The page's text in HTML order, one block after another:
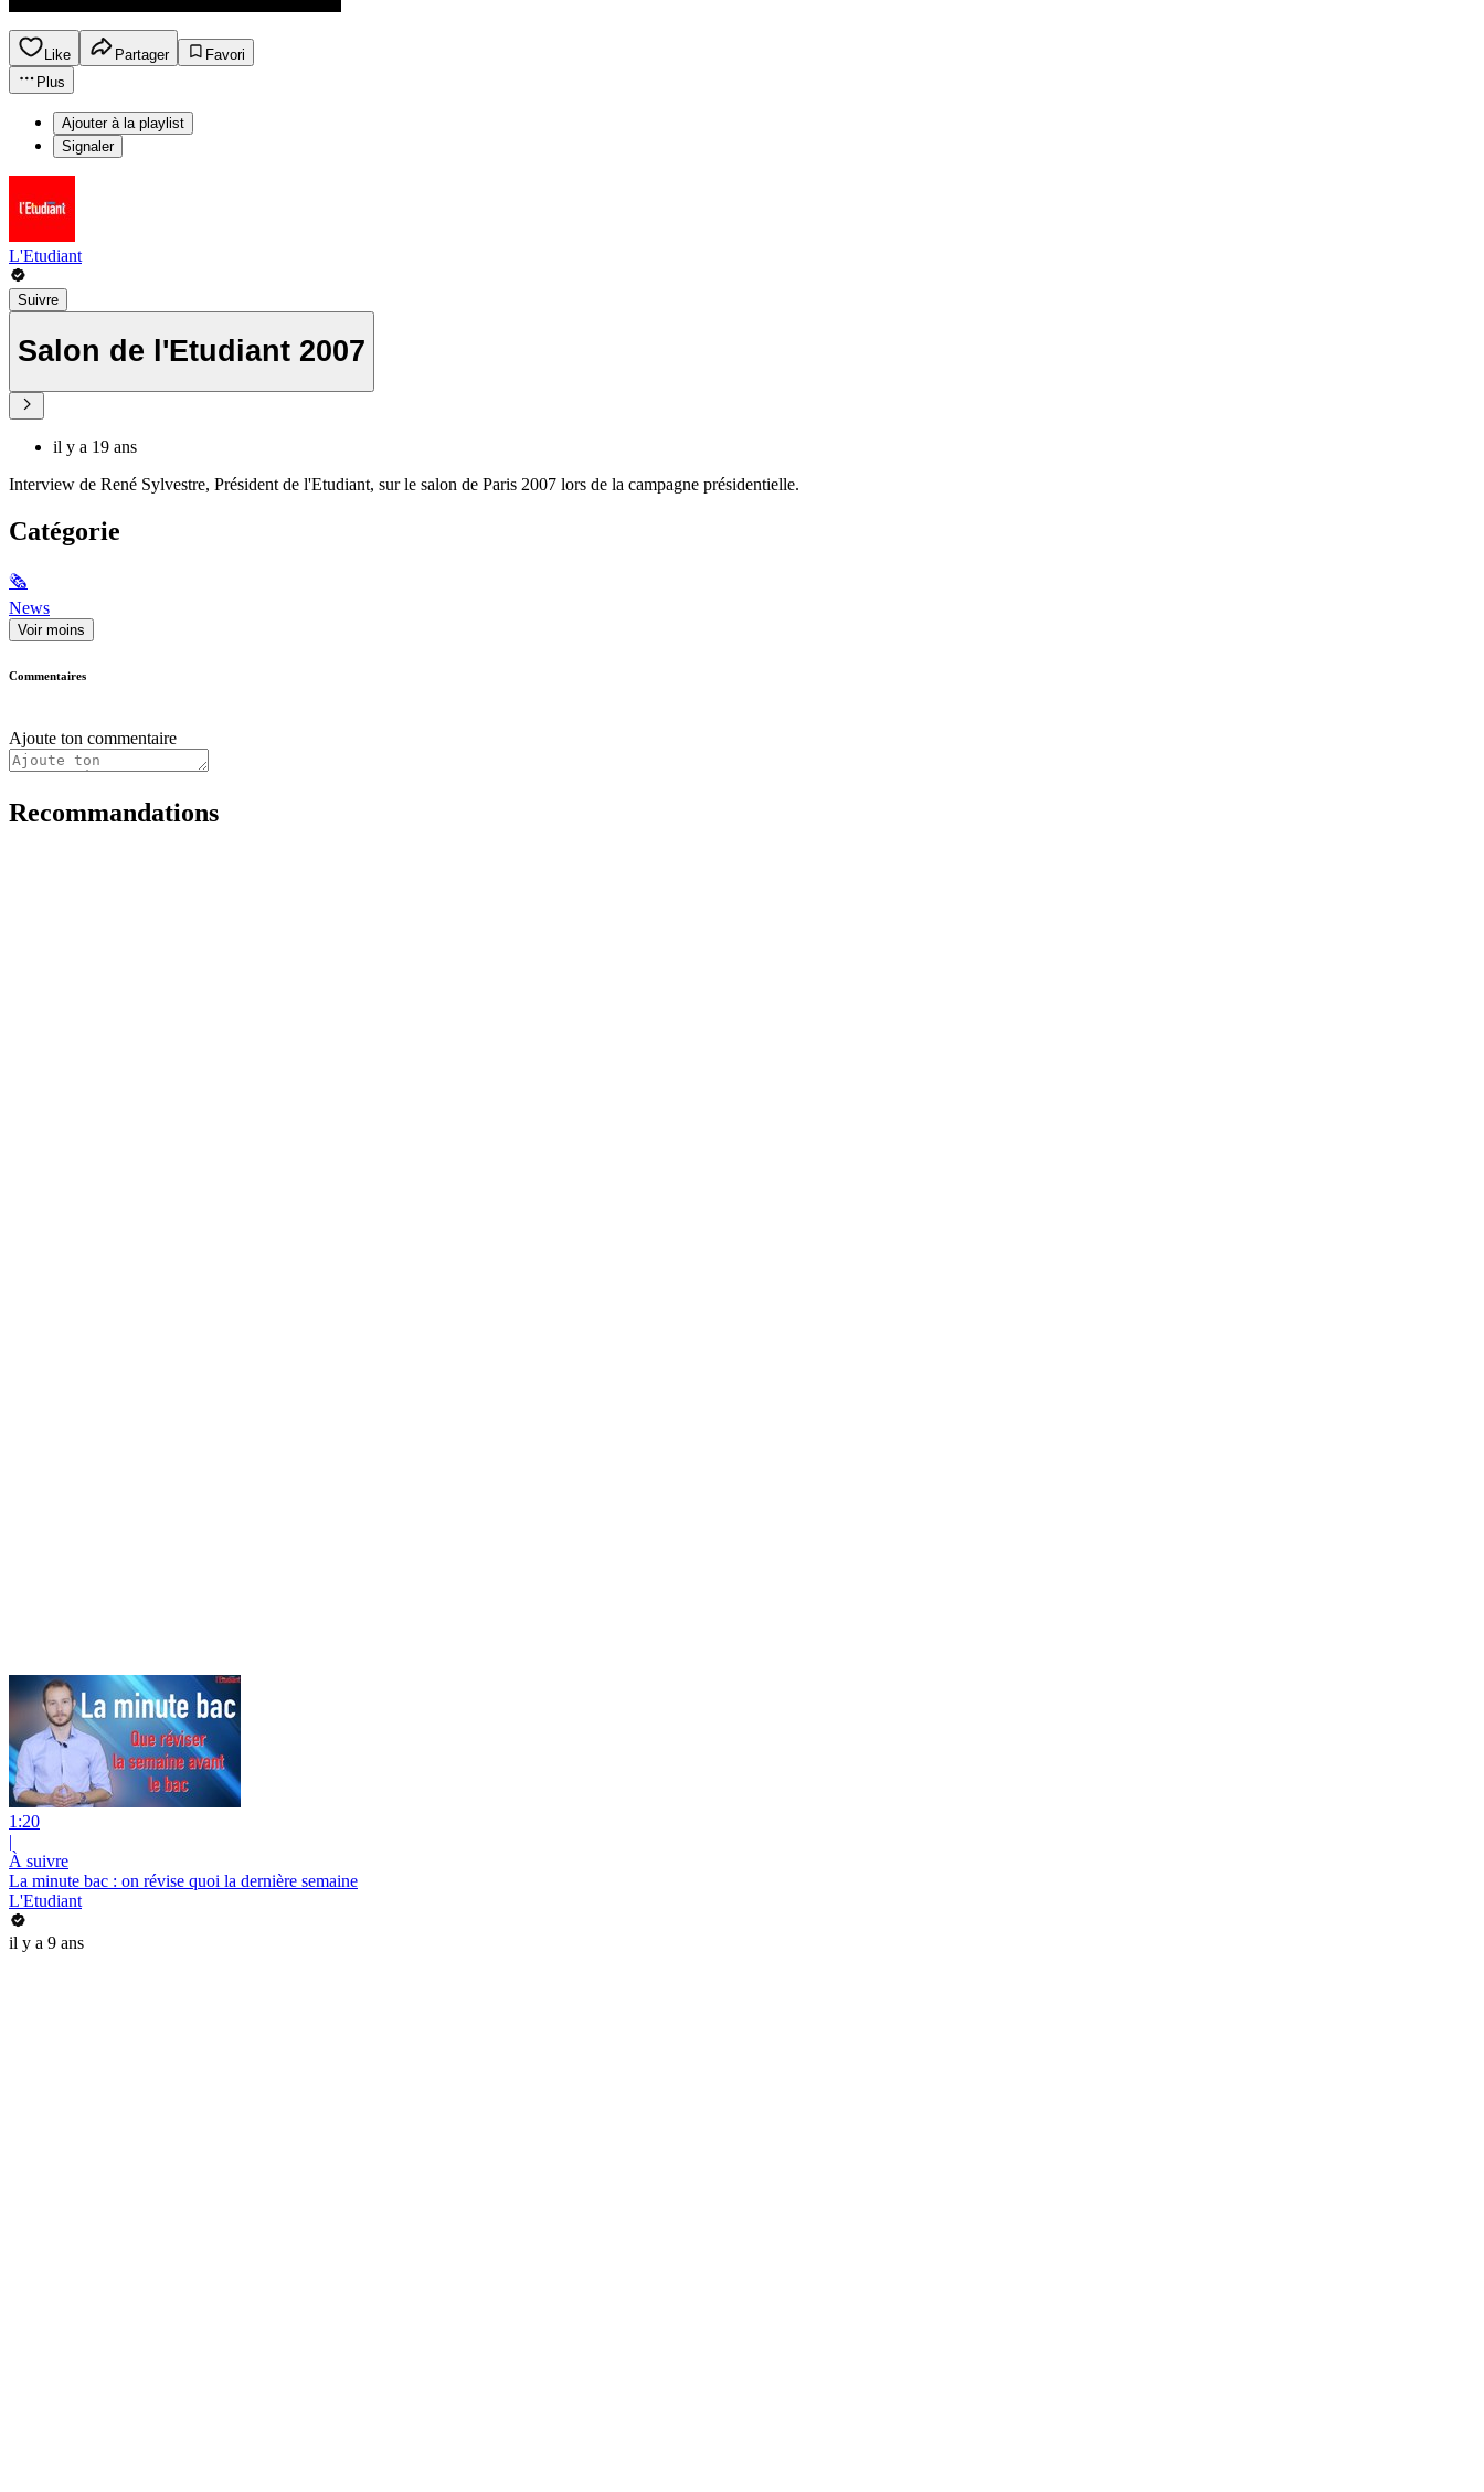
Like Partager
Favori
Plus
Ajouter à la playlist
Signaler
L'Etudiant
Suivre
Salon de l'Etudiant 2007
il y a 19 ans
Interview de René Sylvestre, Président de l'Etudiant, sur le salon de Paris 2007 lors de la campagne présidentielle.
Catégorie
🗞
News
Voir moins
Commentaires
Ajoute ton commentaire
Recommandations
1:20
|
À suivre
La minute bac : on révise quoi la dernière semaine
L'Etudiant
il y a 9 ans